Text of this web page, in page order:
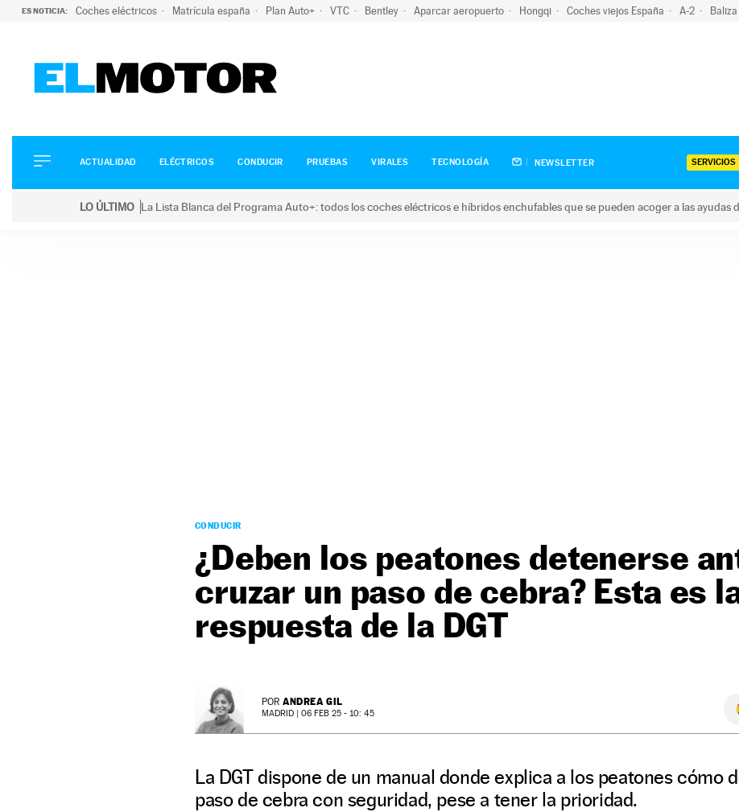
ES NOTICIA: Coches eléctricos Matrícula españa Plan Auto+ VTC Bentley Aparcar aeropuerto Hongqi Coches viejos España A-2
ELÉCTRICOS
CONDUCIR
ACTUALIDAD ELÉCTRICOS CONDUCIR PRUEBAS VIRALES TECNOLOGÍA NEWSLETTER SERVICIOS
LO ÚLTIMO La Lista Blanca del Programa Auto+: todos los coches eléctricos e híbridos enchufables que se pueden acoger a las ayudas
CONDUCIR
¿Deben los peatones detenerse
cruzar un paso de cebra? Esta es
respuesta de la DGT
POR ANDREA GIL
MADRID | 06 FEB 25 - 10: 45
La DGT dispone de un manual donde explica a los peatones cómo
paso de cebra con seguridad, pese a tener la prioridad.